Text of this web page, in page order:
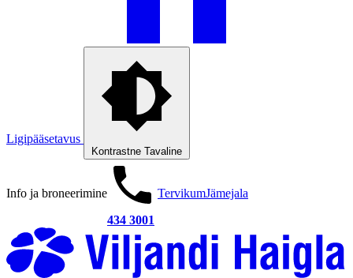
Ligipääsetavus
Kontrastne Tavaline
Info ja broneerimine
434 3001
TervikumJämejala